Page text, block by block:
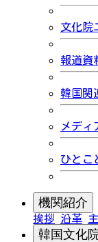
文化院
報道資
韓国関
メディ
ひとこ
機関紹介
挨拶 沿革
韓国文化